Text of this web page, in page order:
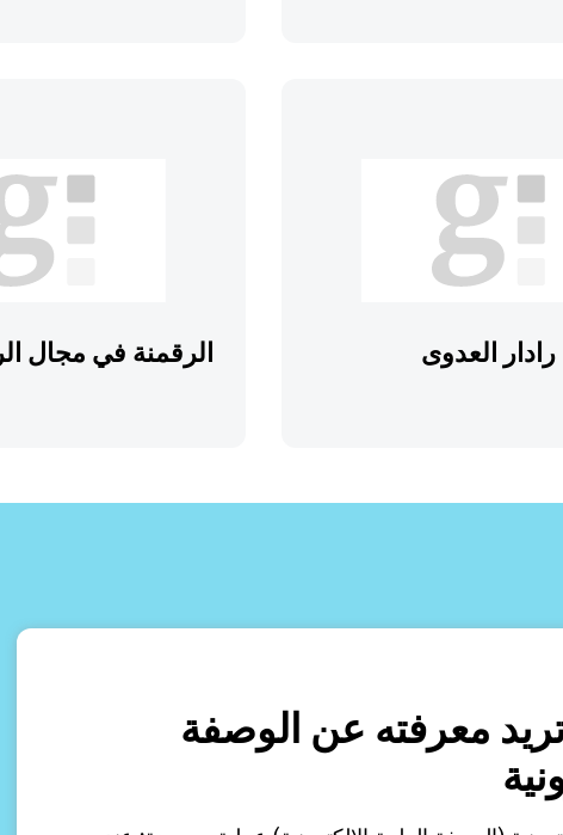
رادار العدوى الرقمنة في مجال
معرفته عن الوصفة